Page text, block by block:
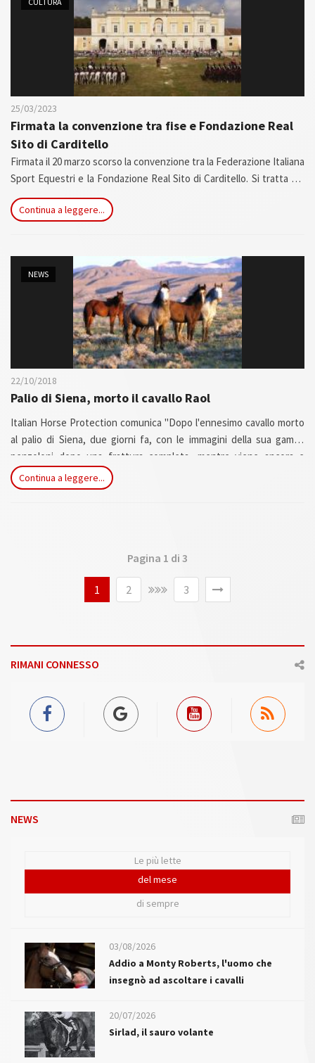
25/03/2023
Firmata la convenzione tra fise e Fondazione Real
Sito di Carditello
Firmata il 20 marzo scorso la convenzione tra la Federazione Italiana
Sport Equestri e la Fondazione Real Sito di Carditello. Si tratta del
rinnovo di un accordo che dal 2019 ha siglato l’intento, comune ai
due enti, di promuovere il cavallo sportivo italiano, in particolare
complesso monumentale.
Continua a leggere...
NEWS
22/10/2018
Palio di Siena, morto il cavallo Raol
Italian Horse Protection comunica "Dopo l'ennesimo cavallo morto
al palio di Siena, due giorni fa, con le immagini della sua gamba
penzoloni dopo una frattura completa, mentre viene ancora e
ancora colpito dagli altri cavalli in corsa, ci saranno le denunce per
accertare le eventuali responsabilità penali e quelle per ribadire le
Continua a leggere...
Pagina 1 di 3
1 2 3
RIMANI CONNESSO
NEWS
Le più lette
del mese
di sempre
03/08/2026
Addio a Monty Roberts, l'uomo che
insegnò ad ascoltare i cavalli
20/07/2026
Sirlad, il sauro volante